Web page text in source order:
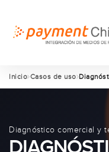
Inicio Casos de uso
Diagnóstico comercial y